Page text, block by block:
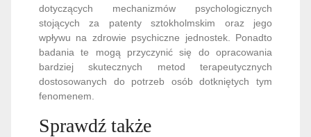
dotyczących mechanizmów psychologicznych
stojących za patenty sztokholmskim oraz jego
wpływu na zdrowie psychiczne jednostek. Ponadto
badania te mogą przyczynić się do opracowania
bardziej skutecznych metod terapeutycznych
dostosowanych do potrzeb osób dotkniętych tym
fenomenem.
Sprawdź także